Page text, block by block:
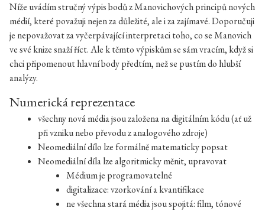
Níže uvádím stručný výpis bodů z Manovichových principů nových
médií, které považuji nejen za důležité, ale i za zajímavé. Doporučuji
je nepovažovat za vyčerpávající interpretaci toho, co se Manovich
ve své knize snaží říct. Ale k těmto výpiskům se sám vracím, když si
chci připomenout hlavní body předtím, než se pustím do hlubší
analýzy.
Numerická reprezentace
všechny nová média jsou založena na digitálním kódu (ať už
při vzniku nebo převodu z analogového zdroje)
Neomediální dílo lze formálně matematicky popsat
Neomediální díla lze algoritmicky měnit, upravovat
Médium je programovatelné
digitalizace: vzorkování a kvantifikace
ne všechna stará média jsou spojitá: film, tónové